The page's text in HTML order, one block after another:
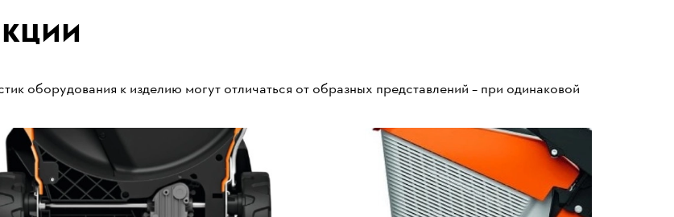
оборудования к изделию могут отличаться от образных представлений – при одинаковой